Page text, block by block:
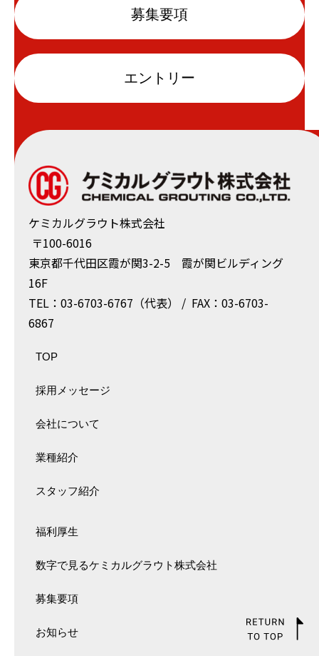
募集要項
エントリー
ケミカルグラウト株式会社
〒100-6016
東京都千代⽥区霞が関3-2-5 霞が関ビルディング
16F
TEL：03-6703-6767（代表） / FAX：03-6703-
6867
TOP
採用メッセージ
会社について
業種紹介
スタッフ紹介
福利厚生
数字で見るケミカルグラウト株式会社
募集要項
お知らせ